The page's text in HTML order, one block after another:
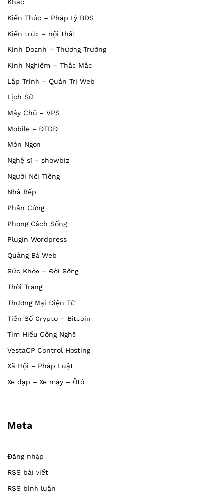
Khác
Kiến Thức – Pháp Lý BDS
Kiến trúc – nội thất
Kinh Doanh – Thương Trường
Kinh Nghiệm – Thắc Mắc
Lập Trình – Quản Trị Web
Lịch Sử
Máy Chủ – VPS
Mobile – ĐTDĐ
Món Ngon
Nghệ sĩ – showbiz
Người Nổi Tiếng
Nhà Bếp
Phần Cứng
Phong Cách Sống
Plugin Wordpress
Quảng Bá Web
Sức Khỏe – Đời Sống
Thời Trang
Thương Mại Điện Tử
Tiền Số Crypto – Bitcoin
Tìm Hiểu Công Nghệ
VestaCP Control Hosting
Xã Hội – Pháp Luật
Xe đạp – Xe máy – Ôtô
Meta
Đăng nhập
RSS bài viết
RSS bình luận